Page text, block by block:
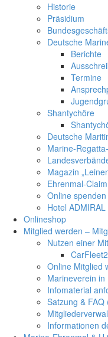
Historie
Präsidium
Deutsche
Berichte
Termine
Shantychöre
Deutsche
Marine-
Magazin
Ehrenmal-
Online spenden
Hotel ADMIRAL
Onlineshop
Mitglied werden –
Nutzen einer
Online Mitglied
Marineverein
Infomaterial
Satzung &
Informationen